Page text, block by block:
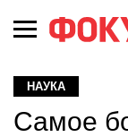
НАУКА
Самое